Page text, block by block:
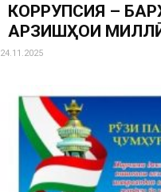
КОРРУПСИЯ –
АРЗИШҲОИ
24.11.2025